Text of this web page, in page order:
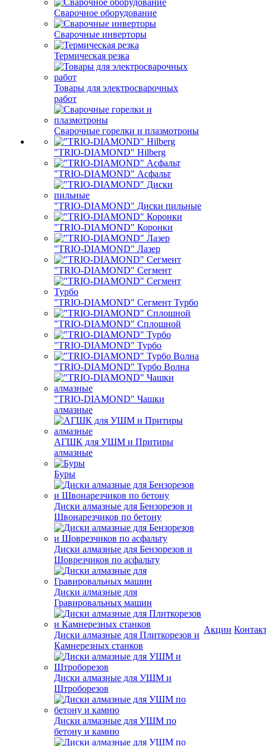
Сварочное оборудование
Сварочные инверторы
Термическая резка
Товары для электросварочных
работ
Сварочные горелки и плазмотроны
"TRIO-DIAMOND" Hilberg
"TRIO-DIAMOND" Асфальт
"TRIO-DIAMOND" Диски пильные
"TRIO-DIAMOND" Коронки
"TRIO-DIAMOND" Лазер
"TRIO-DIAMOND" Сегмент
"TRIO-DIAMOND" Сегмент Турбо
"TRIO-DIAMOND" Сплошной
"TRIO-DIAMOND" Турбо
"TRIO-DIAMOND" Турбо Волна
"TRIO-DIAMOND" Чашки
алмазные
АГШК для УШМ и Притиры
алмазные
Буры
Диски алмазные для Бензорезов и
Швонарезчиков по бетону
Диски алмазные для Бензорезов и
Шоврезчиков по асфальту
Диски алмазные для
Гравировальных машин
Диски алмазные для Плиткорезов и
Камнерезных станков
Диски алмазные для УШМ и
Штроборезов
Диски алмазные для УШМ по
бетону и камню
Акции